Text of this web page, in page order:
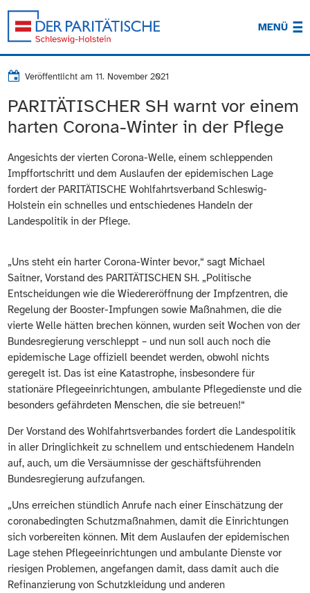
MENÜ
Veröffentlicht am11. November 2021
PARITÄTISCHER SH warnt vor einem
harten Corona-Winter in der Pflege
Angesichts der vierten Corona-Welle, einem schleppenden
Impffortschritt und dem Auslaufen der epidemischen Lage
fordert der PARITÄTISCHE Wohlfahrtsverband Schleswig-
Holstein ein schnelles und entschiedenes Handeln der
Landespolitik in der Pflege.
„Uns steht ein harter Corona-Winter bevor,“ sagt Michael
Saitner, Vorstand des PARITÄTISCHEN SH. „Politische
Entscheidungen wie die Wiedereröffnung der Impfzentren, die
Regelung der Booster-Impfungen sowie Maßnahmen, die die
vierte Welle hätten brechen können, wurden seit Wochen von der
Bundesregierung verschleppt – und nun soll auch noch die
epidemische Lage offiziell beendet werden, obwohl nichts
geregelt ist. Das ist eine Katastrophe, insbesondere für
stationäre Pflegeeinrichtungen, ambulante Pflegedienste und die
besonders gefährdeten Menschen, die sie betreuen!“
Der Vorstand des Wohlfahrtsverbandes fordert die Landespolitik
in aller Dringlichkeit zu schnellem und entschiedenem Handeln
auf, auch, um die Versäumnisse der geschäftsführenden
Bundesregierung aufzufangen.
„Uns erreichen stündlich Anrufe nach einer Einschätzung der
coronabedingten Schutzmaßnahmen, damit die Einrichtungen
sich vorbereiten können. Mit dem Auslaufen der epidemischen
Lage stehen Pflegeeinrichtungen und ambulante Dienste vor
riesigen Problemen, angefangen damit, dass damit auch die
Refinanzierung von Schutzkleidung und anderen